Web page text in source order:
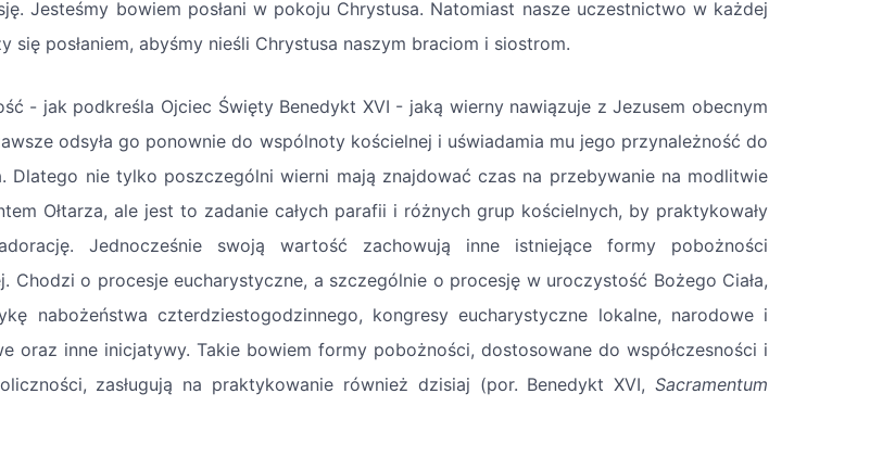
Jesteśmy bowiem posłani w pokoju Chrystusa. Natomiast nasze uczestnictwo w każdej
się posłaniem, abyśmy nieśli Chrystusa naszym braciom i siostrom.
- jak podkreśla Ojciec Święty Benedykt XVI - jaką wierny nawiązuje z Jezusem obecnym
odsyła go ponownie do wspólnoty kościelnej i uświadamia mu jego przynależność do
Dlatego nie tylko poszczególni wierni mają znajdować czas na przebywanie na modlitwie
Ołtarza, ale jest to zadanie całych parafii i różnych grup kościelnych, by praktykowały
Jednocześnie swoją wartość zachowują inne istniejące formy pobożności
Chodzi o procesje eucharystyczne, a szczególnie o procesję w uroczystość Bożego Ciała,
nabożeństwa czterdziestogodzinnego, kongresy eucharystyczne lokalne, narodowe i
oraz inne inicjatywy. Takie bowiem formy pobożności, dostosowane do współczesności i
zasługują na praktykowanie również dzisiaj (por. Benedykt XVI, Sacramentum